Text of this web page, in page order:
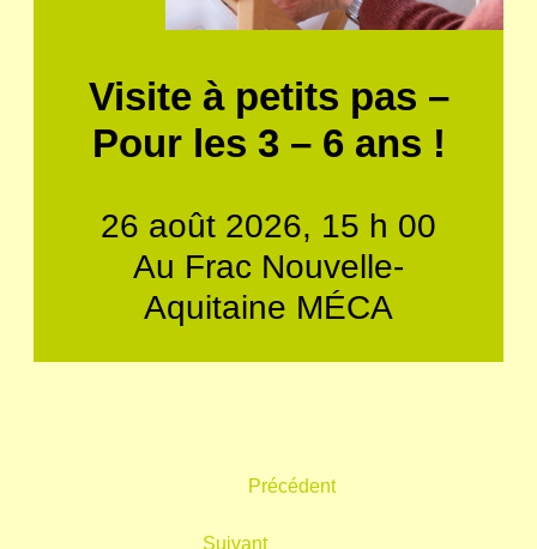
Visite à petits pas –
Pour les 3 – 6 ans !
26 août 2026, 15 h 00
Au Frac Nouvelle-
Aquitaine MÉCA
Précédent
Suivant